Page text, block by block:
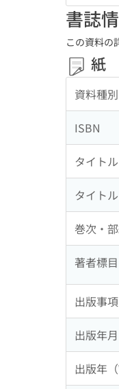
書誌
この資料の
紙
資料種別
ISBN
タイトル
タイト
巻次・
著者標目
出版事項
出版年
出版年（